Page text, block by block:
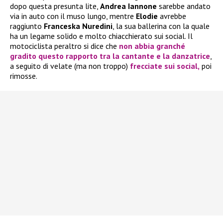
dopo questa presunta lite, Andrea Iannone sarebbe andato
via in auto con il muso lungo, mentre Elodie avrebbe
raggiunto Franceska Nuredini , la sua ballerina con la quale
ha un legame solido e molto chiacchierato sui social. Il
motociclista peraltro si dice che non abbia granché
gradito questo rapporto tra la cantante e la danzatrice
a seguito di velate (ma non troppo) frecciate sui social, poi
rimosse.